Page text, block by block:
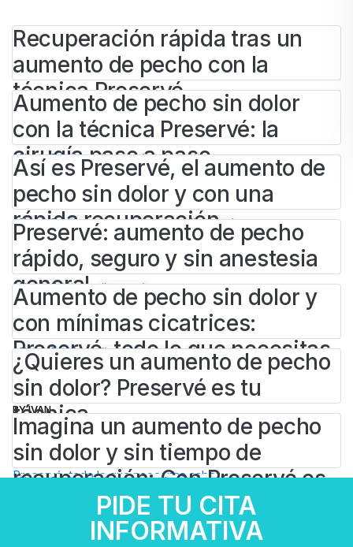
Recuperación rápida tras un
aumento de pecho con la
técnica Preservé
BYIVAN
17 DE JULIO DE 2026
Cirugía Estética #preservé
Aumento de pecho sin dolor
con la técnica Preservé: la
cirugía paso a paso
BYIVAN
20 DE MAYO DE 2026
Cirugía Estética #aumento pecho #preservé
Así es Preservé, el aumento de
pecho sin dolor y con una
rápida recuperación
BYADMINCLINIEM
19 DE MARZO DE 2026
Cirugía Estética #preservé
Preservé: aumento de pecho
rápido, seguro y sin anestesia
general
BYIVAN
6 DE FEBRERO DE 2026
Cirugía Estética #aumento pecho #preservé
Aumento de pecho sin dolor y
con mínimas cicatrices:
Preservé, todo lo que necesitas
saber
BYIVAN
14 DE ENERO DE 2026
Cirugía Estética aumento pecho
¿Quieres un aumento de pecho
sin dolor? Preservé es tu
técnica
BYIVAN
17 DE DICIEMBRE DE 2025
Cirugía Estética #aumento pecho #preservé
Imagina un aumento de pecho
sin dolor y sin tiempo de
recuperación: Con Preservé es
PIDE TU CITA
INFORMATIVA